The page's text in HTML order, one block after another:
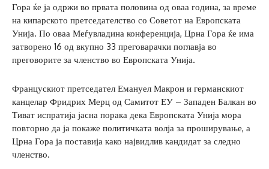
Гора ќе ја одржи во првата половина од оваа година, за време
на кипарското претседателство со Советот на Европската
Унија. По оваа Меѓувладина конференција, Црна Гора ќе има
затворено 16 од вкупно 33 преговарачки поглавја во
преговорите за членство во Европската Унија.
Францускиот претседател Емануел Макрон и германскиот
канцелар Фридрих Мерц од Самитот ЕУ – Западен Балкан во
Тиват испратија јасна порака дека Европската Унија мора
повторно да ја покаже политичката волја за проширување, а
Црна Гора ја поставија како највидлив кандидат за следно
членство.